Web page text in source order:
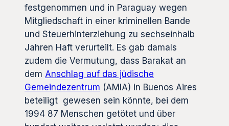
festgenommen und in Paraguay wegen
Mitgliedschaft in einer kriminellen Bande
und Steuerhinterziehung zu sechseinhalb
Jahren Haft verurteilt. Es gab damals
zudem die Vermutung, dass Barakat an
dem Anschlag auf das jüdische
Gemeindezentrum (AMIA) in Buenos Aires
beteiligt gewesen sein könnte, bei dem
1994 87 Menschen getötet und über